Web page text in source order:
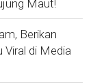
Maut!
Berikan
Viral di Media